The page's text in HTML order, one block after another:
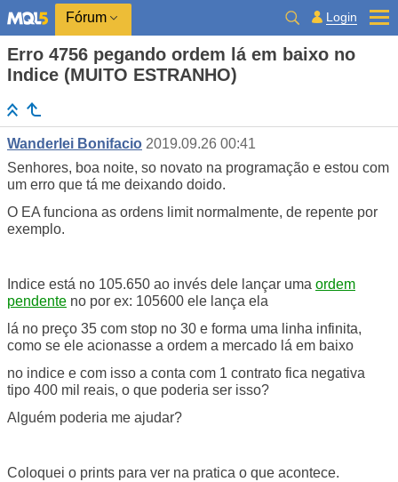
Fórum Login
Erro 4756 pegando ordem lá em baixo no
Indice (MUITO ESTRANHO)
Wanderlei Bonifacio 2019.09.26 00:41
Senhores, boa noite, so novato na programação e estou com
um erro que tá me deixando doido.
O EA funciona as ordens limit normalmente, de repente por
exemplo.
Indice está no 105.650 ao invés dele lançar uma ordem
pendente no por ex: 105600 ele lança ela
lá no preço 35 com stop no 30 e forma uma linha infinita,
como se ele acionasse a ordem a mercado lá em baixo
no indice e com isso a conta com 1 contrato fica negativa
tipo 400 mil reais, o que poderia ser isso?
Alguém poderia me ajudar?
Coloquei o prints para ver na pratica o que acontece.